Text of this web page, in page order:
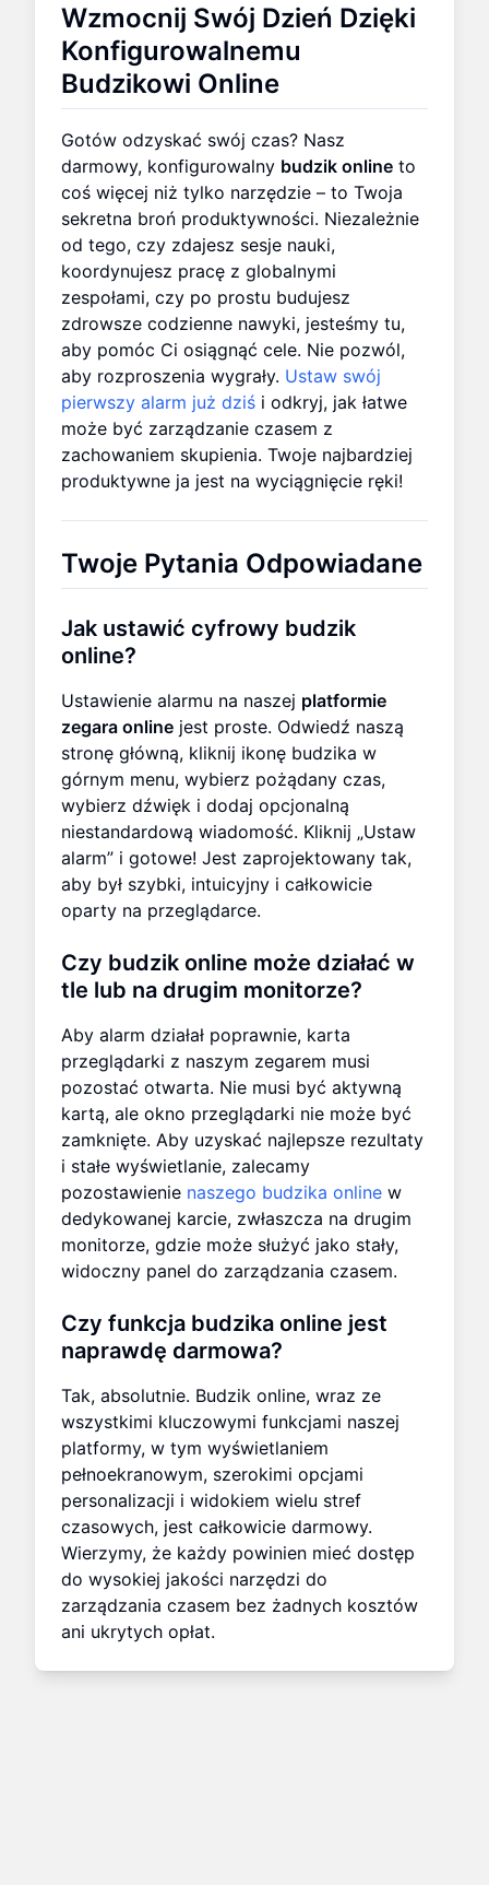
Wzmocnij Swój Dzień Dzięki
Konfigurowalnemu
Budzikowi Online
Gotów odzyskać swój czas? Nasz
darmowy, konfigurowalny budzik online to
coś więcej niż tylko narzędzie – to Twoja
sekretna broń produktywności. Niezależnie
od tego, czy zdajesz sesje nauki,
koordynujesz pracę z globalnymi
zespołami, czy po prostu budujesz
zdrowsze codzienne nawyki, jesteśmy tu,
aby pomóc Ci osiągnąć cele. Nie pozwól,
aby rozproszenia wygrały. Ustaw swój
pierwszy alarm już dziś i odkryj, jak łatwe
może być zarządzanie czasem z
zachowaniem skupienia. Twoje najbardziej
produktywne ja jest na wyciągnięcie ręki!
Twoje Pytania Odpowiadane
Jak ustawić cyfrowy budzik
online?
Ustawienie alarmu na naszej platformie
zegara online jest proste. Odwiedź naszą
stronę główną, kliknij ikonę budzika w
górnym menu, wybierz pożądany czas,
wybierz dźwięk i dodaj opcjonalną
niestandardową wiadomość. Kliknij „Ustaw
alarm” i gotowe! Jest zaprojektowany tak,
aby był szybki, intuicyjny i całkowicie
oparty na przeglądarce.
Czy budzik online może działać w
tle lub na drugim monitorze?
Aby alarm działał poprawnie, karta
przeglądarki z naszym zegarem musi
pozostać otwarta. Nie musi być aktywną
kartą, ale okno przeglądarki nie może być
zamknięte. Aby uzyskać najlepsze rezultaty
i stałe wyświetlanie, zalecamy
pozostawienie naszego budzika online w
dedykowanej karcie, zwłaszcza na drugim
monitorze, gdzie może służyć jako stały,
widoczny panel do zarządzania czasem.
Czy funkcja budzika online jest
naprawdę darmowa?
Tak, absolutnie. Budzik online, wraz ze
wszystkimi kluczowymi funkcjami naszej
platformy, w tym wyświetlaniem
pełnoekranowym, szerokimi opcjami
personalizacji i widokiem wielu stref
czasowych, jest całkowicie darmowy.
Wierzymy, że każdy powinien mieć dostęp
do wysokiej jakości narzędzi do
zarządzania czasem bez żadnych kosztów
ani ukrytych opłat.